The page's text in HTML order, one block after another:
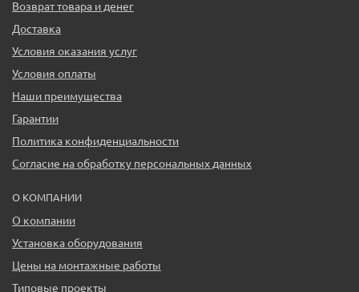
Возврат товара и денег
Доставка
Условия оказания услуг
Условия оплаты
Наши преимущества
Гарантии
Политика конфиденциальности
Согласие на обработку персональных данных
О КОМПАНИИ
О компании
Установка оборудования
Цены на монтажные работы
Типовые проекты